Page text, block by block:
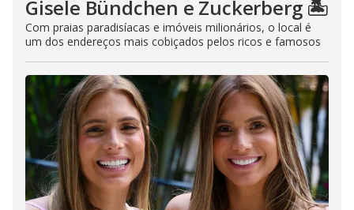
Gisele Bündchen e Zuckerberg 🏝️
Com praias paradisíacas e imóveis milionários, o local é
um dos endereços mais cobiçados pelos ricos e famosos